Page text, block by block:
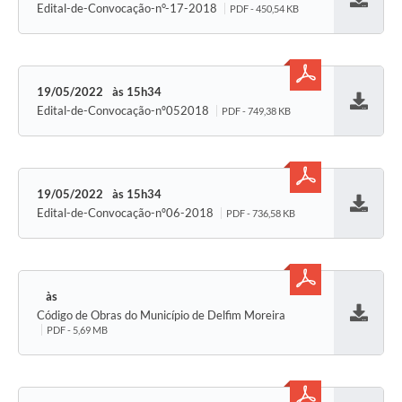
Edital-de-Convocação-n°-17-2018
PDF - 450,54 KB
19/05/2022
15h34
Edital-de-Convocação-nº052018
PDF - 749,38 KB
19/05/2022
15h34
Edital-de-Convocação-nº06-2018
PDF - 736,58 KB
Código de Obras do Município de Delfim Moreira
PDF - 5,69 MB